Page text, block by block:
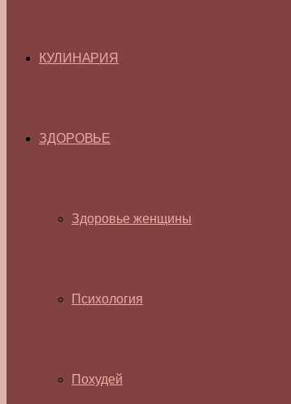
КУЛИНАРИЯ
ЗДОРОВЬЕ
Здоровье женщины
Психология
Похудей